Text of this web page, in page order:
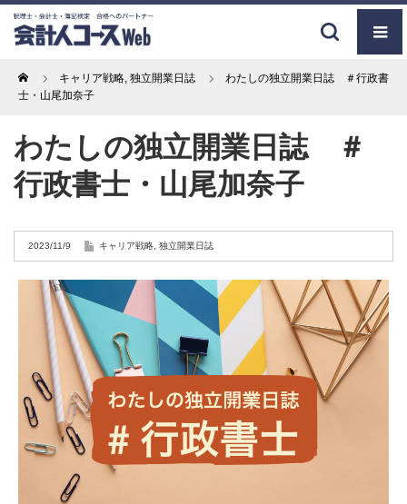
Home キャリア戦略, 独立開業日誌
わたしの独立開業日誌 ＃行政書
士・山尾加奈子
わたしの独立開業日誌 ＃
行政書士・山尾加奈子
2023/11/9 キャリア戦略 独立開業日誌